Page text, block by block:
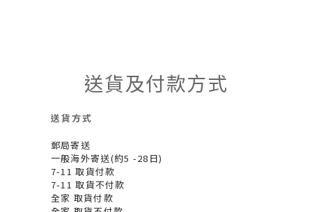
送貨及付款方式
送貨方式
郵局寄送
一般海外寄送(約5 -28日)
7-11 取貨付款
7-11 取貨不付款
全家 取貨付款